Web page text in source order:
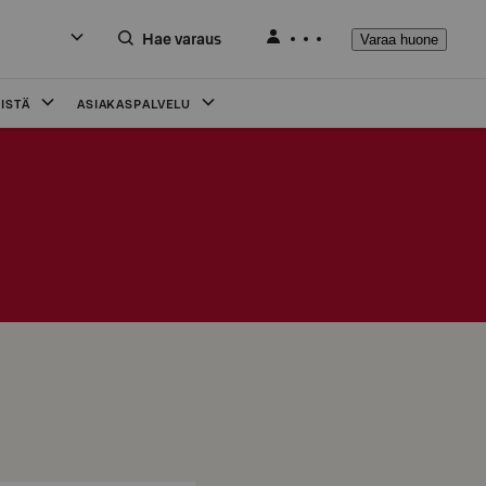
Hae varaus Varaa huone
ASIAKASPALVELU